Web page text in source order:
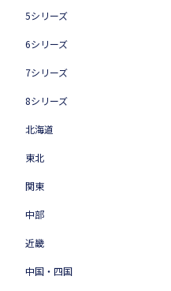
5シリーズ
6シリーズ
7シリーズ
8シリーズ
北海道
東北
関東
中部
近畿
中国・四国